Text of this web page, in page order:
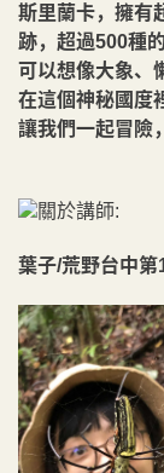
斯里蘭卡，擁有
跡，超過500種
可以想像大象、
在這個神秘國度
讓我們一起冒險
關於講師:
葉子/荒野台中